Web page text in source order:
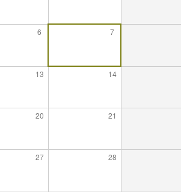
6 7
13 14
20 21
27 28